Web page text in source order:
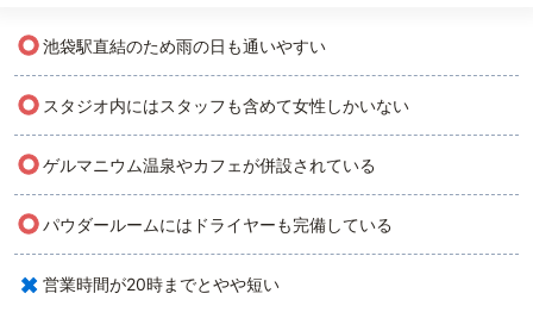
○池袋駅直結のため雨の日も通いやすい
○ スタジオ内にはスタッフも含めて女性しかいない
○ゲルマニウム温泉やカフェが併設されている
○パウダールームにはドライヤーも完備している
× 営業時間が20時までとやや短い